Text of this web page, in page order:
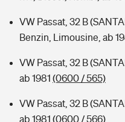
VW Passat, 32 B
Benzin, Limousine, ab
VW Passat, 32 B
ab 1981 (0600 / 565)
VW Passat, 32 B
ab 1981 (0600 / 566)